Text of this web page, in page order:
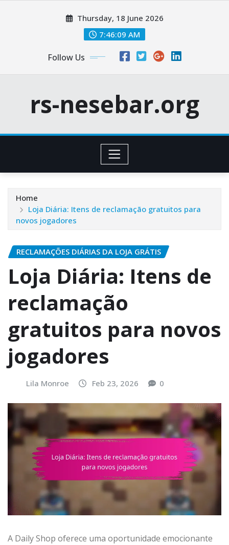
Thursday, 18 June 2026
7:46:10 AM
Follow Us
rs-nesebar.org
Home
Loja Diária: Itens de reclamação gratuitos para
novos jogadores
RECLAMAÇÕES DIÁRIAS DA LOJA GRÁTIS
Loja Diária: Itens de
reclamação
gratuitos para novos
jogadores
Lila Monroe Feb 23, 2026 0
A Daily Shop oferece uma oportunidade emocionante